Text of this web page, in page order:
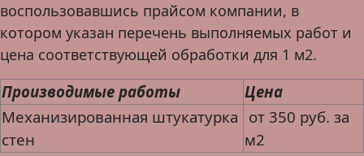
воспользовавшись прайсом компании, в
котором указан перечень выполняемых работ и
цена соответствующей обработки для 1 м2.
Производимые работы
Цена
Механизированная штукатурка
стен
от 350 руб. за
м2